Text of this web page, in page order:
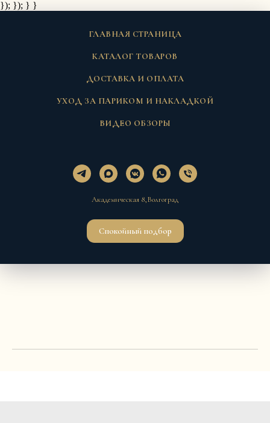
}); }); } }
ГЛАВНАЯ СТРАНИЦА
КАТАЛОГ ТОВАРОВ
ДОСТАВКА И ОПЛАТА
УХОД ЗА ПАРИКОМ И НАКЛАДКОЙ
ВИДЕО ОБЗОРЫ
Академическая 8,Волгоград
Спокойный подбор